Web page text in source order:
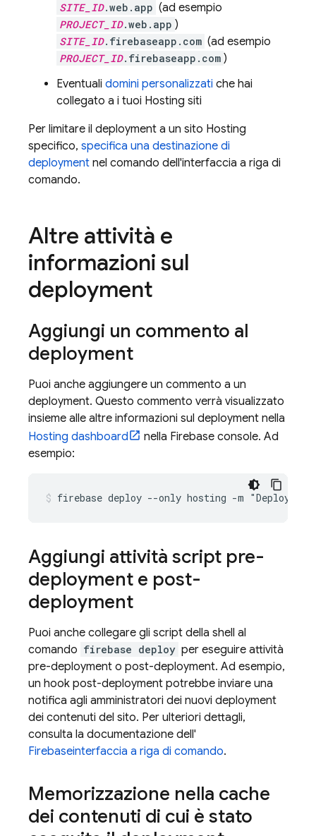
SITE_ID.web.app (ad esempio
PROJECT_ID.web.app )
SITE_ID.firebaseapp.com (ad esempio
PROJECT_ID.firebaseapp.com )
Eventuali domini personalizzati che hai
collegato a i tuoi Hosting siti
Per limitare il deployment a un sito Hosting
specifico, specifica una destinazione di
deployment nel comando dell'interfaccia a riga di
comando.
Altre attività e
informazioni sul
deployment
Aggiungi un commento al
deployment
Puoi anche aggiungere un commento a un
deployment. Questo commento verrà visualizzato
insieme alle altre informazioni sul deployment nella
Hosting dashboard nella Firebase console. Ad
esempio:
firebase deploy --only hosting -m "Deploying
Aggiungi attività script pre-
deployment e post-
deployment
Puoi anche collegare gli script della shell al
comando firebase deploy per eseguire attività
pre-deployment o post-deployment. Ad esempio,
un hook post-deployment potrebbe inviare una
notifica agli amministratori dei nuovi deployment
dei contenuti del sito. Per ulteriori dettagli,
consulta la documentazione dell'
Firebaseinterfaccia a riga di comando.
Memorizzazione nella cache
dei contenuti di cui è stato